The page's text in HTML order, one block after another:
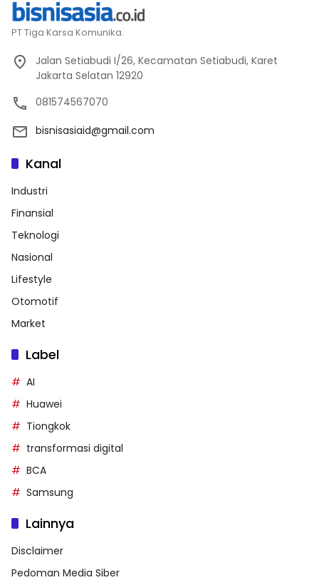
PT Tiga Karsa Komunika.
Jalan Setiabudi I/26, Kecamatan Setiabudi, Karet
Jakarta Selatan 12920
081574567070
bisnisasiaid@gmail.com
Kanal
Industri
Finansial
Teknologi
Nasional
Lifestyle
Otomotif
Market
Label
AI
Huawei
Tiongkok
transformasi digital
BCA
Samsung
Lainnya
Disclaimer
Pedoman Media Siber